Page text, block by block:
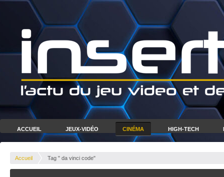
ACCUEIL JEUX-VIDÉO CINÉMA HIGH-TECH
Accueil Tag " da vinci code"